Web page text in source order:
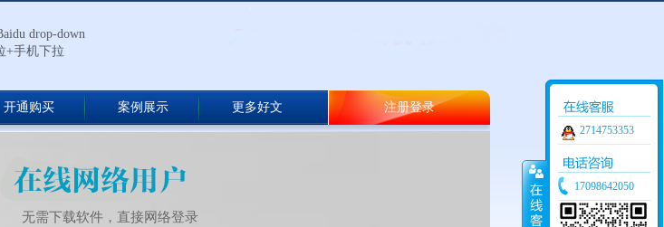
drop-down
+手机下拉
开通购买 案例展示 更多好文 注册登录
无需下载软件，直接网络登录
2714753353
17098642050